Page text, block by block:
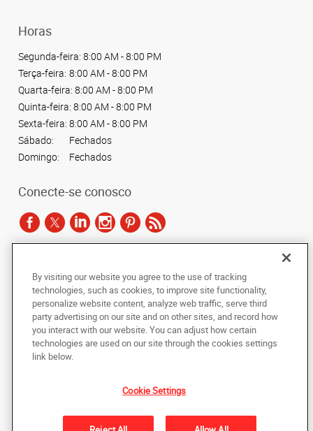
Horas
Segunda-feira: 8:00 AM - 8:00 PM
Terça-feira: 8:00 AM - 8:00 PM
Quarta-feira: 8:00 AM - 8:00 PM
Quinta-feira: 8:00 AM - 8:00 PM
Sexta-feira: 8:00 AM - 8:00 PM
Sábado:
Fechados
Domingo:
Fechados
Conecte-se conosco
Copyright © 2024 AlphaGraphics Printshops do Brasil. Todos os direitos
reservados.
Avenida das Nações Unidas, 12901 - Loja 145
De volta ao topo
copiada, fotocopiada, reproduzida, traduzida ou reduzida a qualquer meio
eletrônico ou forma legível por máquina, no todo ou em parte, sem o
consentimento prévio por escrito da AlphaGraphics Brasil.
By visiting our website you agree to the use of tracking
technologies, such as cookies, to improve site functionality,
personalize website content, analyze web traffic, serve third
party advertising on our site and on other sites, and record how
you interact with our website. You can adjust how certain
technologies are used on our site through the cookies settings
link below.
Cookie Settings